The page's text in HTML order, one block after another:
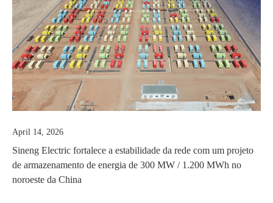
a estabilidade da rede com um projeto
de energia de 300 MW / 1.200 MWh no
Sineng Electric
Parque Solar